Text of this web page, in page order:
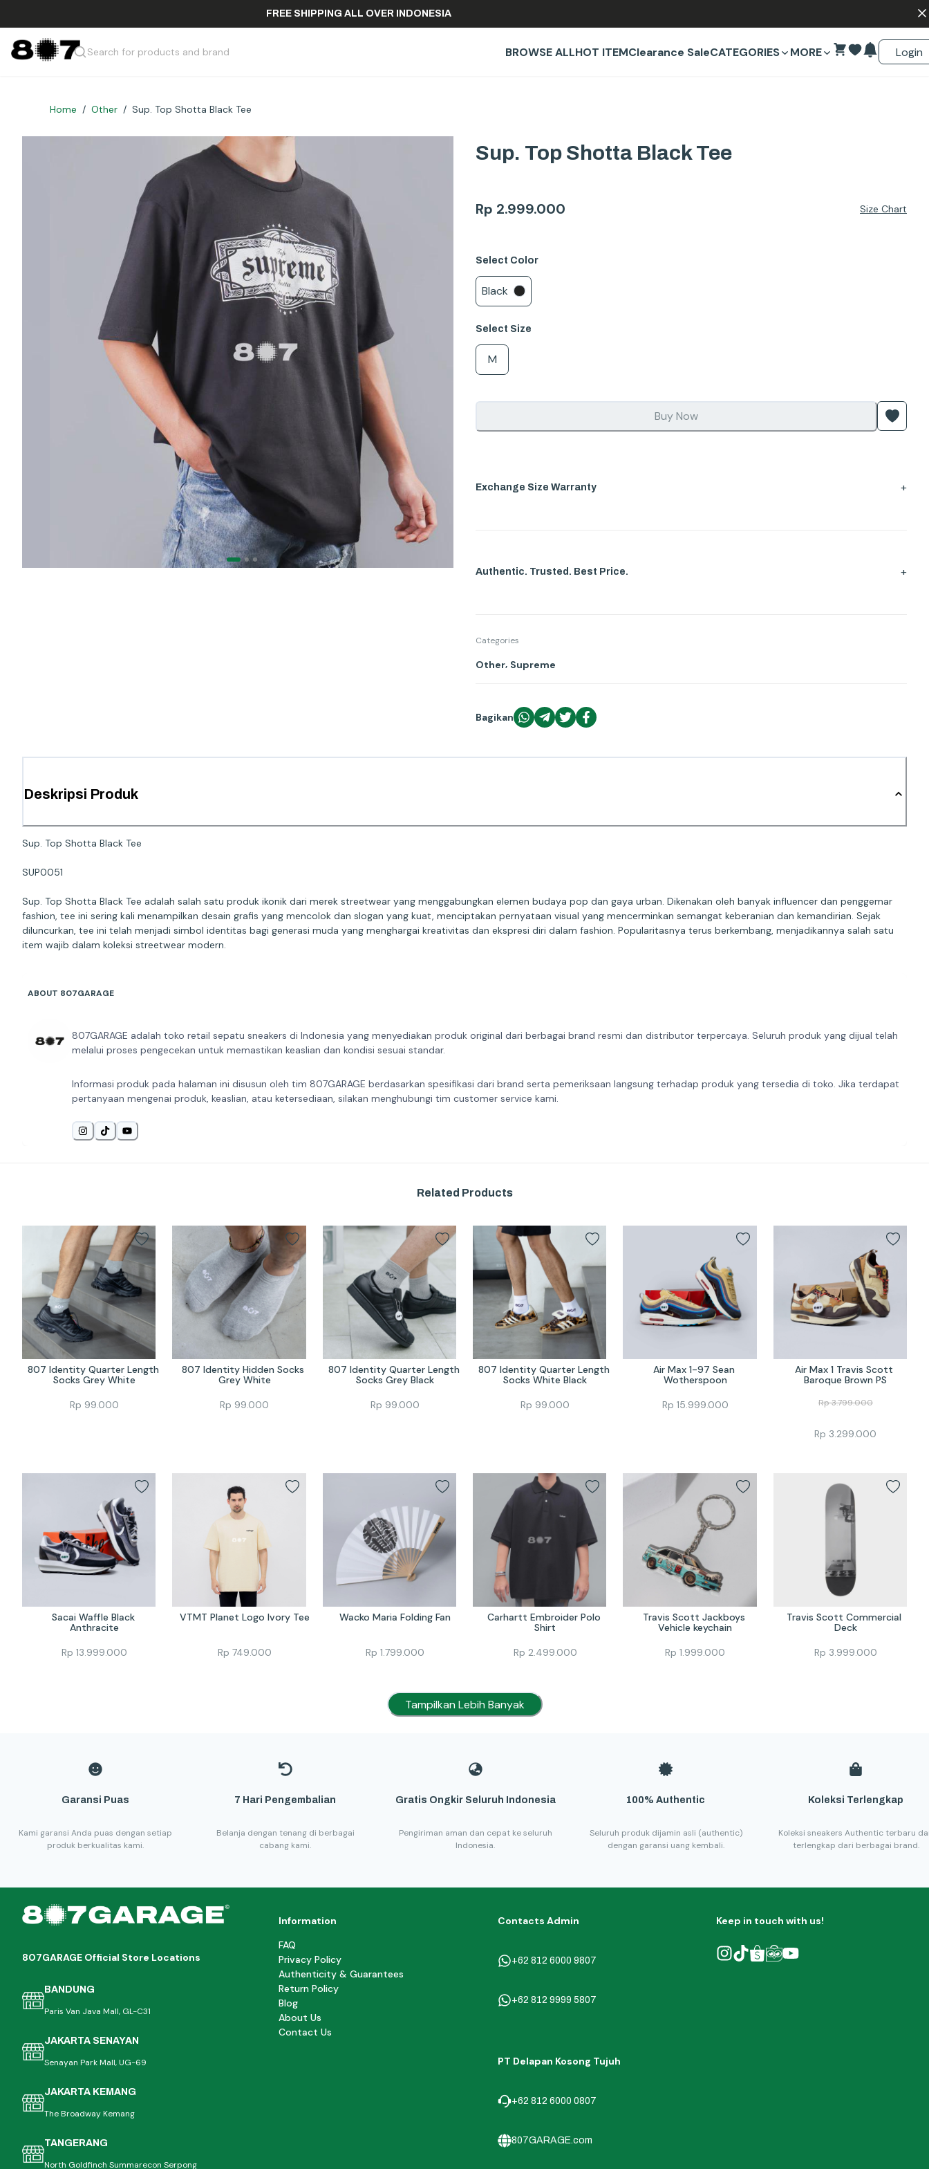
FREE SHIPPING ALL OVER INDONESIA
Search for products and brand BROWSE ALLHOT ITEMClearance SaleCATEGORIES MORE Login
Home / Other / Sup. Top Shotta Black Tee
Sup. Top Shotta Black Tee
Rp 2.999.000 Size Chart
Select Color
Black
Select Size
M
Buy Now
Exchange Size Warranty +
Authentic. Trusted. Best Price. +
Categories
Other, Supreme
Bagikan
Deskripsi Produk
Sup. Top Shotta Black Tee
SUP0051
Sup. Top Shotta Black Tee adalah salah satu produk ikonik dari merek streetwear yang menggabungkan elemen budaya pop dan gaya urban. Dikenakan oleh banyak influencer dan penggemar
fashion, tee ini sering kali menampilkan desain grafis yang mencolok dan slogan yang kuat, menciptakan pernyataan visual yang mencerminkan semangat keberanian dan kemandirian. Sejak
diluncurkan, tee ini telah menjadi simbol identitas bagi generasi muda yang menghargai kreativitas dan ekspresi diri dalam fashion. Popularitasnya terus berkembang, menjadikannya salah satu
item wajib dalam koleksi streetwear modern.
ABOUT 807GARAGE
807GARAGE adalah toko retail sepatu sneakers di Indonesia yang menyediakan produk original dari berbagai brand resmi dan distributor terpercaya. Seluruh produk yang dijual telah
melalui proses pengecekan untuk memastikan keaslian dan kondisi sesuai standar.
Informasi produk pada halaman ini disusun oleh tim 807GARAGE berdasarkan spesifikasi dari brand serta pemeriksaan langsung terhadap produk yang tersedia di toko. Jika terdapat
pertanyaan mengenai produk, keaslian, atau ketersediaan, silakan menghubungi tim customer service kami.
Related Products
807 Identity Quarter Length
Socks Grey White
Rp 99.000
807 Identity Hidden Socks
Grey White
Rp 99.000
807 Identity Quarter Length
Socks Grey Black
Rp 99.000
807 Identity Quarter Length
Socks White Black
Rp 99.000
Air Max 1-97 Sean
Wotherspoon
Rp 15.999.000
Air Max 1 Travis Scott
Baroque Brown PS
Rp3.799.000
Rp 3.299.000
Sacai Waffle Black
Anthracite
Rp13.999.000
VTMT Planet Logo Ivory Tee
Rp 749.000
Wacko Maria Folding Fan
Rp 1.799.000
Carhartt Embroider Polo
Shirt
Rp 2.499.000
Travis Scott Jackboys
Vehicle keychain
Rp1.999.000
Travis Scott Commercial
Deck
Rp 3.999.000
Tampilkan Lebih Banyak
Garansi Puas
Kami garansi Anda puas dengan setiap
produk berkualitas kami.
7 Hari Pengembalian
Belanja dengan tenang di berbagai
cabang kami.
Gratis Ongkir Seluruh Indonesia
Pengiriman aman dan cepat ke seluruh
Indonesia.
100% Authentic
Seluruh produk dijamin asli (authentic)
dengan garansi uang kembali.
Koleksi Terlengkap
Koleksi sneakers Authentic terbaru
terlengkap dari berbagai brand.
807GARAGE Official Store Locations
BANDUNG
Paris Van Java Mall, GL-C31
JAKARTA SENAYAN
Senayan Park Mall, UG-69
JAKARTA KEMANG
The Broadway Kemang
TANGERANG
North Goldfinch Summarecon Serpong
Information
FAQ
Privacy Policy
Authenticity & Guarantees
Return Policy
Blog
About Us
Contact Us
Contacts Admin
+62 812 6000 9807
+62 812 9999 5807
PT Delapan Kosong Tujuh
+62 812 6000 0807
807GARAGE.com
Keep in touch with us!